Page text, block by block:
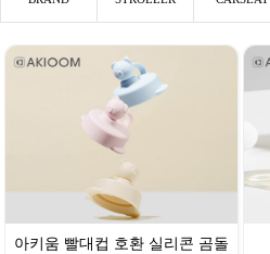
아키움 빨대컵 호환 실리콘 곰돌